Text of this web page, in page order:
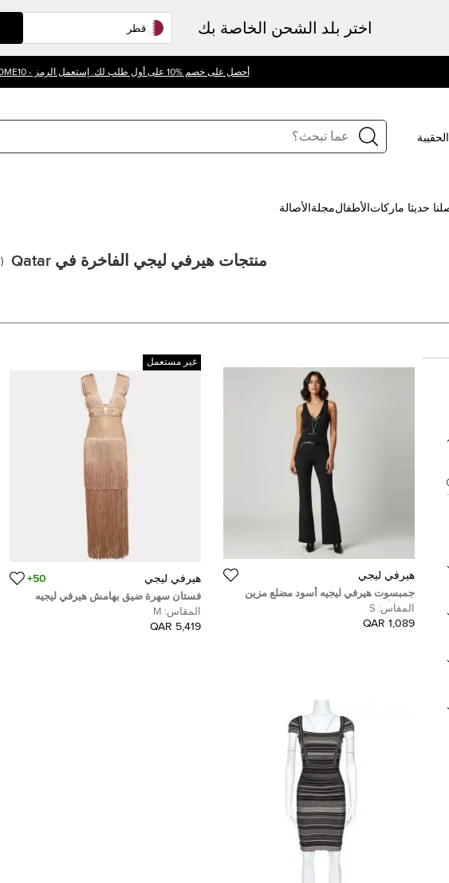
اختر بلد الشحن الخاصة بك
أحصل على خصم %10 على أول طلب لك. إستعمل الرمز - WELCOME10
الحقيبة
حديثا ‍ ماركات الأطفالمجلة الأصالة
منتجات هيرفي ليجي الفاخرة في Qatar (
هيرفي ليجي
جمبسوت هيرفي ليجيه أسود مضلع مزين
بدون أكمام مقاس صغير
المقاس: S
1,089 QAR
غير مستعمل
هيرفي ليجي 50+
فستان سهرة ضيق بهامش هيرفي ليجيه
تريكوت لوريكس معدني متوسط
المقاس: M
5,419 QAR